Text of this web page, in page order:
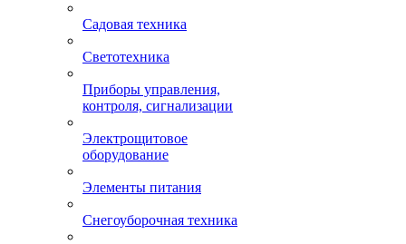
Садовая техника
Светотехника
Приборы управления,
контроля, сигнализации
Электрощитовое
оборудование
Элементы питания
Снегоуборочная техника